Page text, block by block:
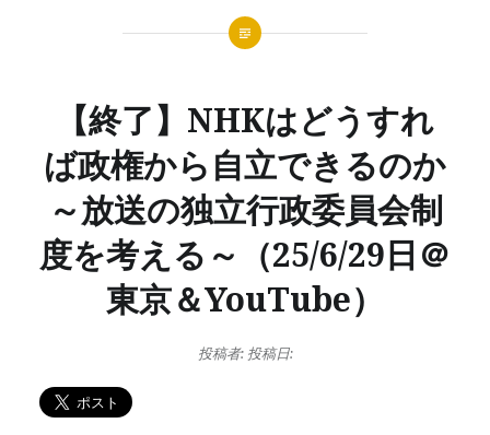
【終了】NHKはどうすれ
ば政権から自立できるのか
～放送の独立行政委員会制
度を考える～（25/6/29日＠
東京＆YouTube）
投稿者: 投稿日: